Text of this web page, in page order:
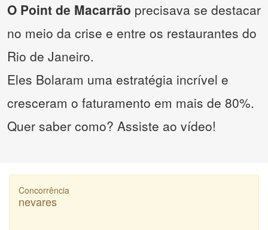
O Point de Macarrão precisava se destacar
no meio da crise e entre os restaurantes do
Rio de Janeiro.
Eles Bolaram uma estratégia incrível e
cresceram o faturamento em mais de 80%.
Quer saber como? Assiste ao vídeo!
Concorrência
nevares